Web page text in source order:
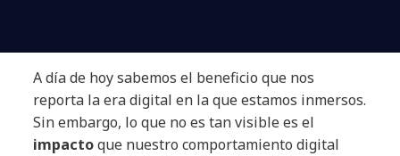
A día de hoy sabemos el beneficio que nos
reporta la era digital en la que estamos inmersos.
Sin embargo, lo que no es tan visible es el
impactoque nuestro comportamiento digital